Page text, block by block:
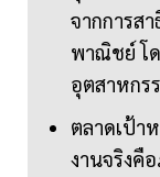
จากการส
พาณิชย์ โ
อุตสาหกร
ตลาดเป้า
งานจริงคื